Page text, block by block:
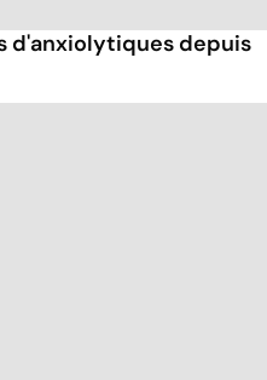
d'anxiolytiques depuis